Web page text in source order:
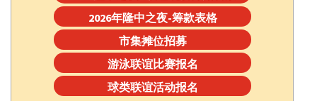
2026年隆中之夜-筹款表格
市集摊位招募
游泳联谊比赛报名
球类联谊活动报名